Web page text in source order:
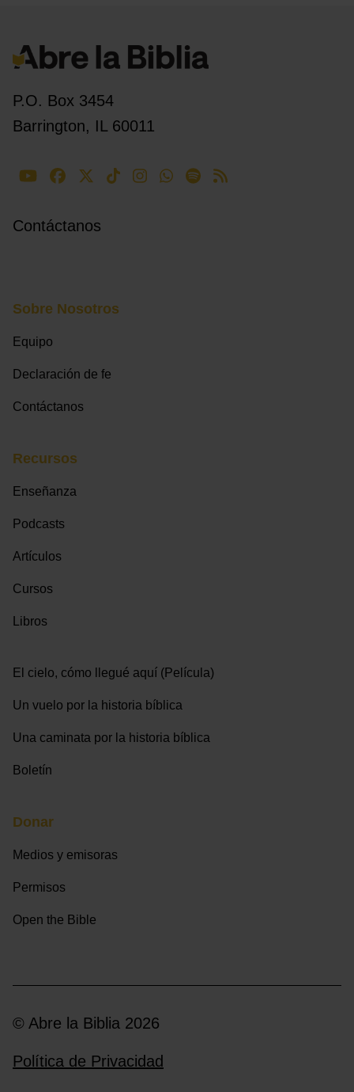
P.O. Box 3454
Barrington, IL 60011
Contáctanos
Sobre Nosotros
Equipo
Declaración de fe
Contáctanos
Recursos
Enseñanza
Podcasts
Artículos
Cursos
Libros
El cielo, cómo llegué aquí (Película)
Un vuelo por la historia bíblica
Una caminata por la historia bíblica
Boletín
Donar
Medios y emisoras
Permisos
Open the Bible
© Abre la Biblia 2026
Política de Privacidad